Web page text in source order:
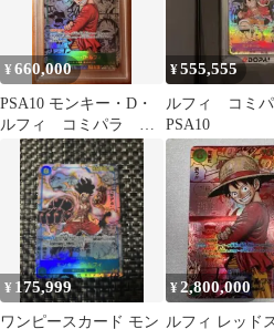
¥660,000
PSA10 モンキー・D・
ルフィ コミパラ
OP13
¥555,555
ルフィ コミ
PSA10
¥ 175,999
ワンピースカード モン
¥2,800,000
ルフィ レッド